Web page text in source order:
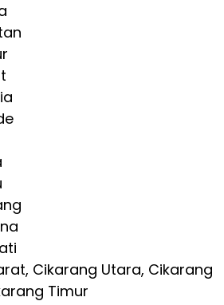
Cikarang Utara, Cikarang
Timur